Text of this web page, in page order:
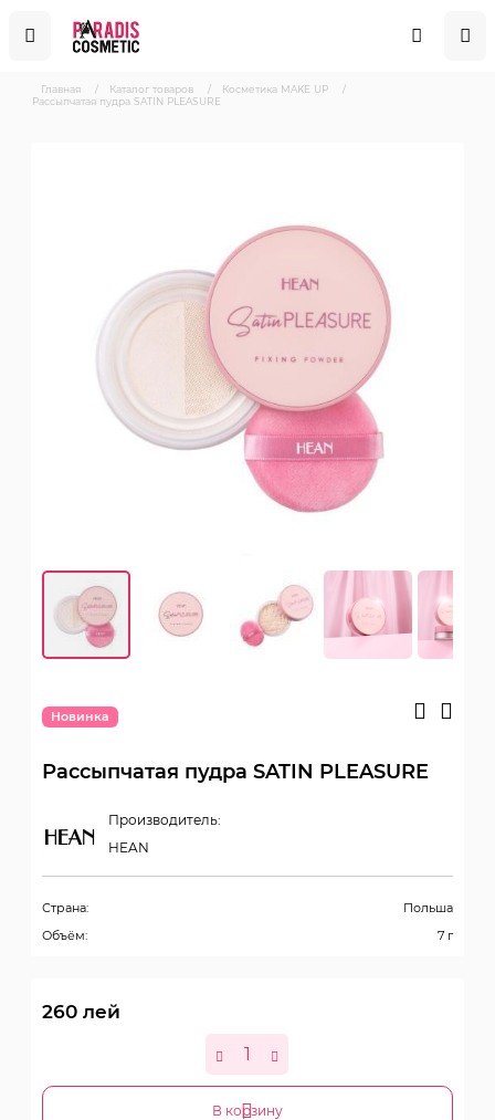
Главная / Каталог товаров / Косметика MAKE UP
/
Рассыпчатая пудра SATIN PLEASURE
Новинка
Рассыпчатая пудра SATIN PLEASURE
Производитель:
HEAN
Страна:
Польша
Объём:
7 г
260 лей
В корзину